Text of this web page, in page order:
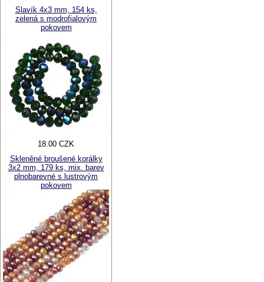
Slavík 4x3 mm, 154 ks,
zelená s modrofialovým
pokovem
18.00 CZK
Skleněné broušené korálky
3x2 mm, 179 ks, mix. barev
plnobarevné s lustrovým
pokovem